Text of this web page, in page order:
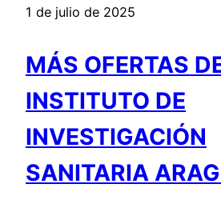
1 de julio de 2025
MÁS OFERTAS
INSTITUTO DE
INVESTIGACIÓN
SANITARIA